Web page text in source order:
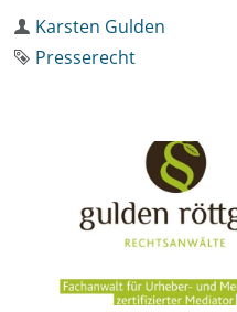
Autor
Karsten Gulden
Schlagwort
Presserecht